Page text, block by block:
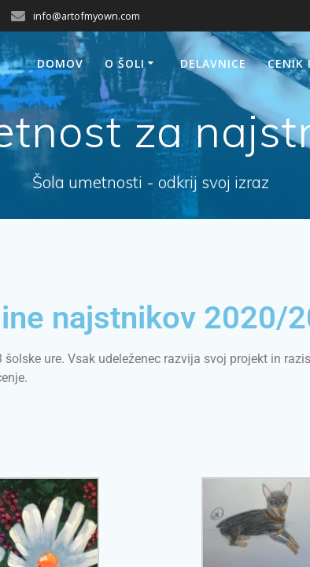
info@artofmyown.com
DOMOV O ŠOLI DELAVNICE CENIK
za
Šola umetnosti - odkrij svoj izraz
najstnikov 2020/
ure. Vsak udeleženec razvija svoj projekt in